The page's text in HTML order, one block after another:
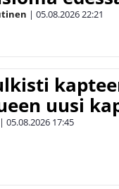
| 05.08.202622:21
uusi
| 05.08.2026 17:45